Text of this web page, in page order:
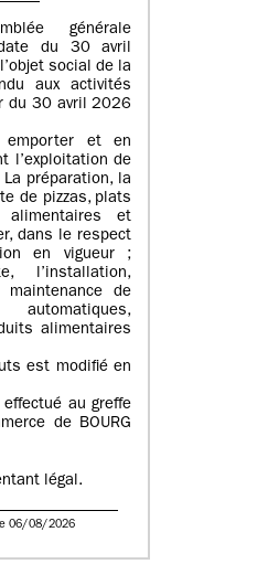
générale
du 30 avril
social de la
aux activités
du 30 avril 2026
emporter et en
l’exploitation de
préparation, la
de pizzas, plats
alimentaires et
dans le respect
en vigueur ;
l’installation,
de
alimentaires
est modifié en
au greffe
de BOURG
légal.
06/08/2026